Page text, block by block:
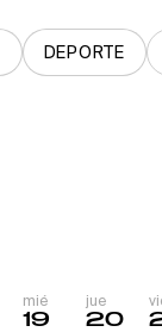
DEPORTE
mié
19
jue
20